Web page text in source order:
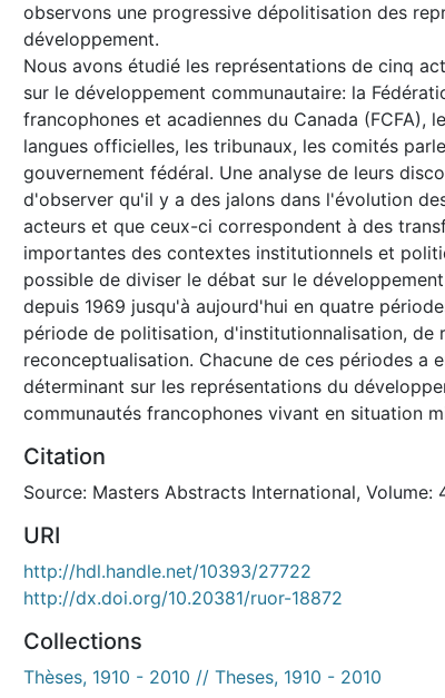
observons une progressive dépolitisation des
développement.
Nous avons étudié les représentations de cinq
sur le développement communautaire: la
francophones et acadiennes du Canada (FCFA),
langues officielles, les tribunaux, les comités
gouvernement fédéral. Une analyse de leurs
d'observer qu'il y a des jalons dans l'évolution
acteurs et que ceux-ci correspondent à des
importantes des contextes institutionnels et
possible de diviser le débat sur le
depuis 1969 jusqu'à aujourd'hui en quatre
période de politisation, d'institutionnalisation, de
reconceptualisation. Chacune de ces périodes a
déterminant sur les représentations du
communautés francophones vivant en situation
Citation
Source: Masters Abstracts International, Volume:
URI
http://hdl.handle.net/10393/27722
http://dx.doi.org/10.20381/ruor-18872
Collections
Thèses, 1910 - 2010 // Theses, 1910 - 2010